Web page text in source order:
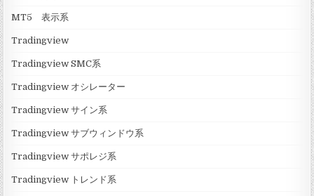
MT5 表示系
Tradingview
Tradingview SMC系
Tradingview オシレーター
Tradingview サイン系
Tradingview サブウィンドウ系
Tradingview サポレジ系
Tradingview トレンド系